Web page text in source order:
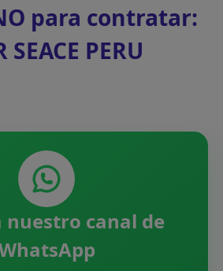
para contratar:
SEACE PERU
nuestro canal de